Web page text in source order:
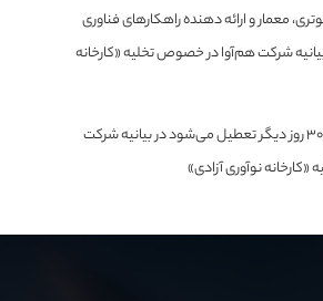
معمار و ارائه دهنده راهکارهای فناوری
شرکت هم‌آوا در خصوص تخلیه «کارخانه
دربیانیه شرکت
نوآوری آزادی»